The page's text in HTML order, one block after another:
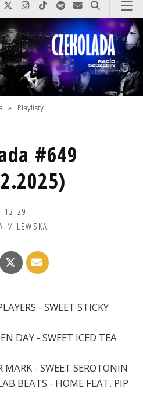
po prostu do nas zadzwoń
Odwiedź nas na Facebook-u
Odwiedź nas na X
Odwiedź nas na Instagram-ie
Odwiedź nas na TikTok-u
Szukaj nas na Spotify
Wyślij do nas
Szukaj
» Playlisty
#649
12-29
MILEWSKA
- SWEET STICKY
DAY - SWEET ICED TEA
- SWEET SEROTONIN
BEATS - HOME FEAT. PIP